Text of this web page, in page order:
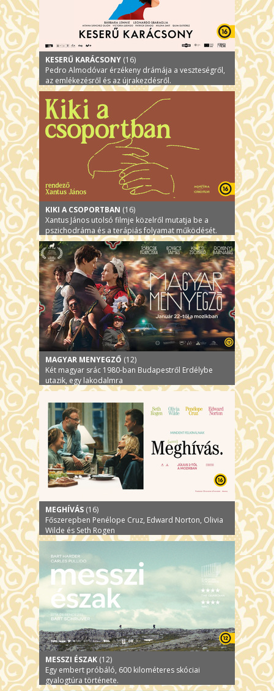
KESERŰ KARÁCSONY (16)
Pedro Almodóvar érzékeny drámája a veszteségről,
az emlékezésről és az újrakezdésről.
KIKI A CSOPORTBAN (16)
Xantus János utolsó filmje közelről mutatja be a
pszichodráma és a terápiás folyamat működését.
MAGYAR MENYEGZŐ (12)
Két magyar srác 1980-ban Budapestről Erdélybe
utazik, egy lakodalmra
MEGHÍVÁS (16)
Főszerepben Penélope Cruz, Edward Norton, Olivia
Wilde és Seth Rogen
MESSZI ÉSZAK (12)
Egy embert próbáló, 600 kilométeres skóciai
gyalogtúra története.